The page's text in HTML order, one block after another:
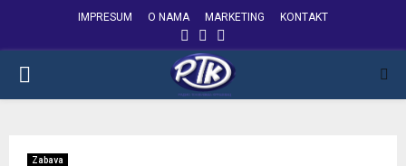
IMPRESUM O NAMA MARKETING KONTAKT
FACEBOOK
INSTAGRAM
PRIMARY
Zabava